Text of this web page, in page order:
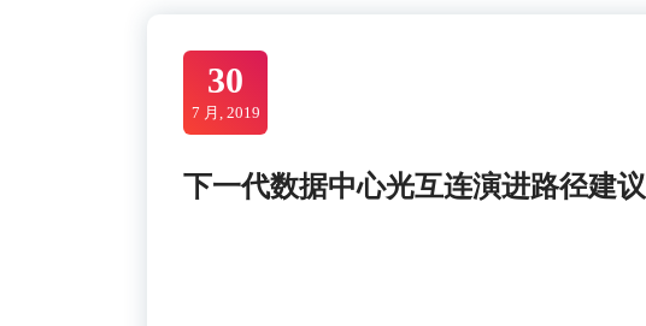
30
7 月, 2019
下一代数据中心光互连演进路径建议